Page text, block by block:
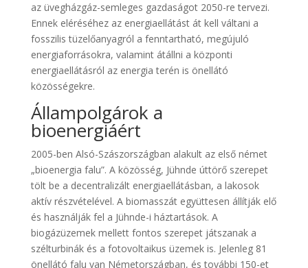
az üvegházgáz-semleges gazdaságot 2050-re tervezi.
Ennek eléréséhez az energiaellátást át kell váltani a
fosszilis tüzelőanyagról a fenntartható, megújuló
energiaforrásokra, valamint átállni a központi
energiaellátásról az energia terén is önellátó
közösségekre.
Állampolgárok a
bioenergiáért
2005-ben Alsó-Szászországban alakult az első német
„bioenergia falu”. A közösség, Jühnde úttörő szerepet
tölt be a decentralizált energiaellátásban, a lakosok
aktív részvételével. A biomasszát együttesen állítják elő
és használják fel a Jühnde-i háztartások. A
biogázüzemek mellett fontos szerepet játszanak a
szélturbinák és a fotovoltaikus üzemek is. Jelenleg 81
önellátó falu van Németországban, és további 150-et